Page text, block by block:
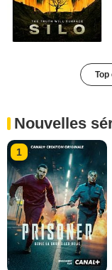
Nouvelles
1